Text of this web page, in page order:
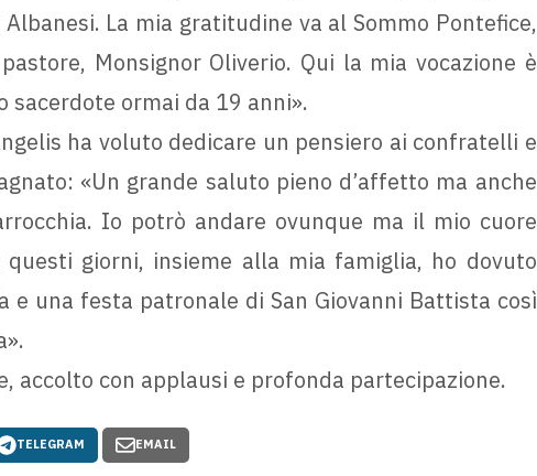
La mia gratitudine va al Sommo Pontefice,
Monsignor Oliverio. Qui la mia vocazione è
sacerdote ormai da 19 anni».
ha voluto dedicare un pensiero ai confratelli e
«Un grande saluto pieno d’affetto ma anche
Io potrò andare ovunque ma il mio cuore
giorni, insieme alla mia famiglia, ho dovuto
e una festa patronale di San Giovanni Battista così
accolto con applausi e profonda partecipazione.
TELEGRAM EMAIL